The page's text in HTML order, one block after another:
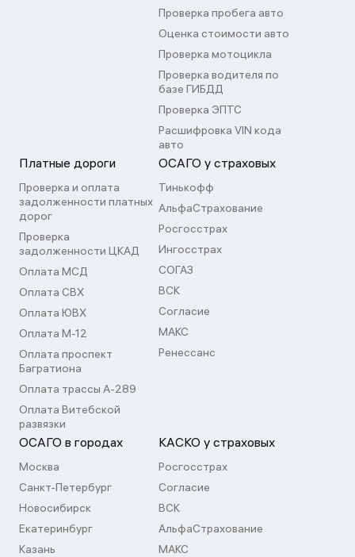
Проверка пробега авто
Оценка стоимости авто
Проверка мотоцикла
Проверка водителя по
базе ГИБДД
Проверка ЭПТС
Расшифровка VIN кода
авто
Платные дороги
Проверка и оплата
задолженности платных
дорог
Проверка
задолженности ЦКАД
Оплата МСД
Оплата СВХ
Оплата ЮВХ
Оплата М-12
Оплата проспект
Багратиона
Оплата трассы А-289
Оплата Витебской
развязки
ОСАГО у страховых
Тинькофф
АльфаСтрахование
Росгосстрах
Ингосстрах
СОГАЗ
ВСК
Согласие
МАКС
Ренессанс
ОСАГО в городах
Москва
Санкт-Петербург
Новосибирск
Екатеринбург
Казань
КАСКО у страховых
Росгосстрах
Согласие
ВСК
АльфаСтрахование
МАКС